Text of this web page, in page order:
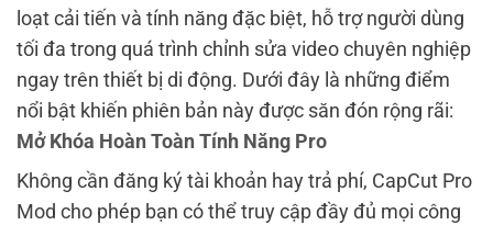
loạt cải tiến và tính năng đặc biệt, hỗ trợ người dùng
tối đa trong quá trình chỉnh sửa video chuyên nghiệp
ngay trên thiết bị di động. Dưới đây là những điểm
nổi bật khiến phiên bản này được săn đón rộng rãi:
Mở Khóa Hoàn Toàn Tính Năng Pro
Không cần đăng ký tài khoản hay trả phí, CapCut Pro
Mod cho phép bạn có thể truy cập đầy đủ mọi công